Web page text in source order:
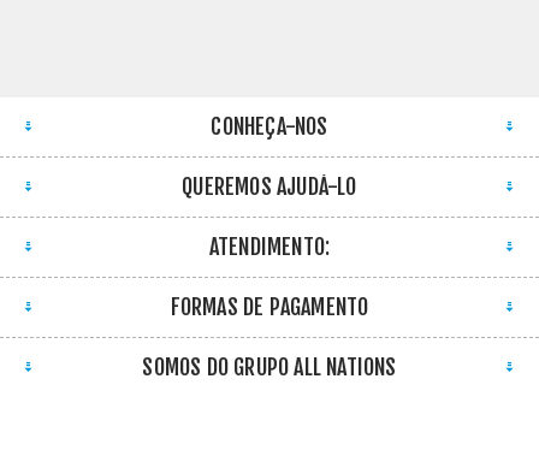
CONHEÇA-NOS
QUEREMOS AJUDÁ-LO
ATENDIMENTO:
FORMAS DE PAGAMENTO
SOMOS DO GRUPO ALL NATIONS